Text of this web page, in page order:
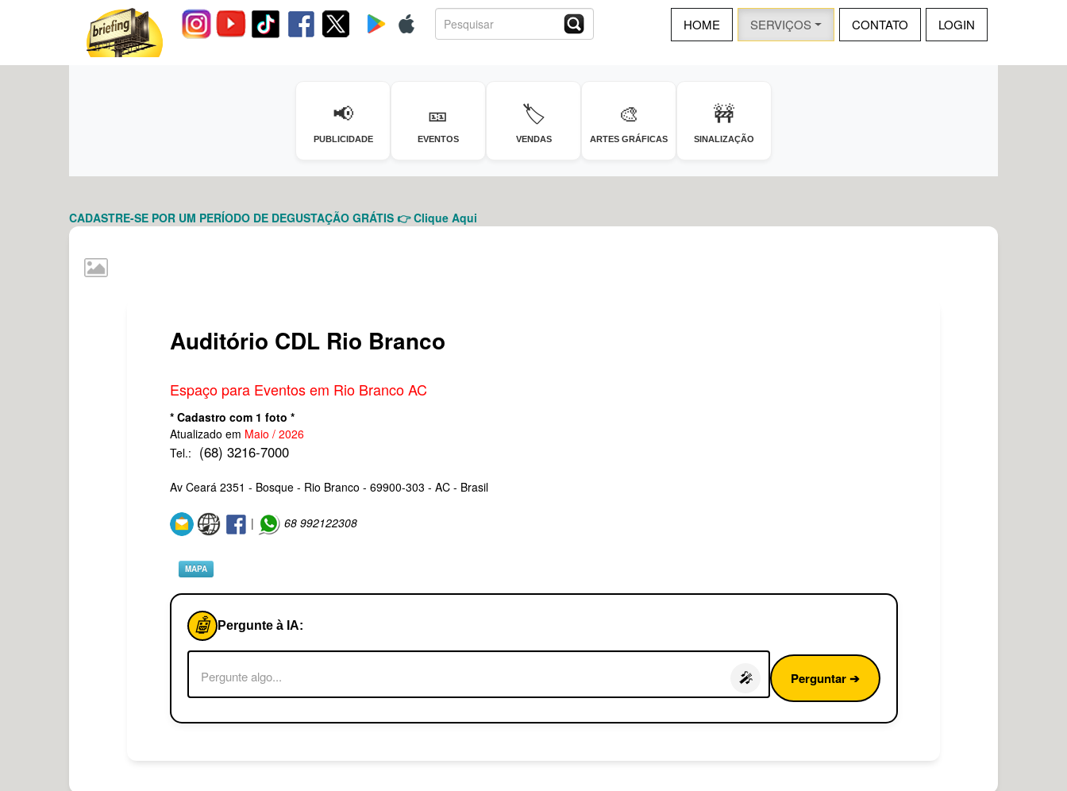
HOME SERVIÇOS CONTATO LOGIN
📢
PUBLICIDADE
🎫
EVENTOS
🏷️
VENDAS
🎨
ARTES GRÁFICAS
🚧
SINALIZAÇÃO
CADASTRE-SE POR UM PERÍODO DE DEGUSTAÇÃO GRÁTIS 👉 Clique Aqui
Auditório CDL Rio Branco
Espaço para Eventos em Rio Branco AC
* Cadastro com 1 foto *
Atualizado em Maio / 2026
Tel.: (68) 3216-7000
Av Ceará 2351 - Bosque - Rio Branco - 69900-303 - AC - Brasil
| 68 992122308
MAPA
🤖 Pergunte à IA:
🎤 Perguntar ➔